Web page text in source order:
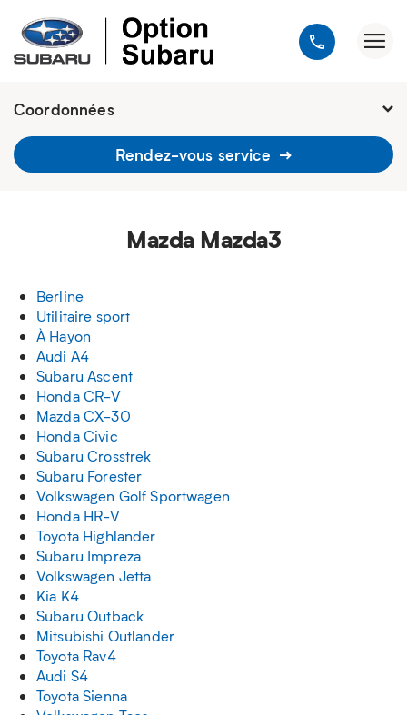
Coordonnées
Fermé : samedi-
Rendez-vous service
Mazda Mazda3
Berline
Utilitaire sport
À Hayon
Audi A4
Subaru Ascent
Honda CR-V
Mazda CX-30
Honda Civic
Subaru Crosstrek
Subaru Forester
Volkswagen Golf Sportwagen
Honda HR-V
Toyota Highlander
Subaru Impreza
Volkswagen Jetta
Kia K4
Subaru Outback
Mitsubishi Outlander
Toyota Rav4
Audi S4
Toyota Sienna